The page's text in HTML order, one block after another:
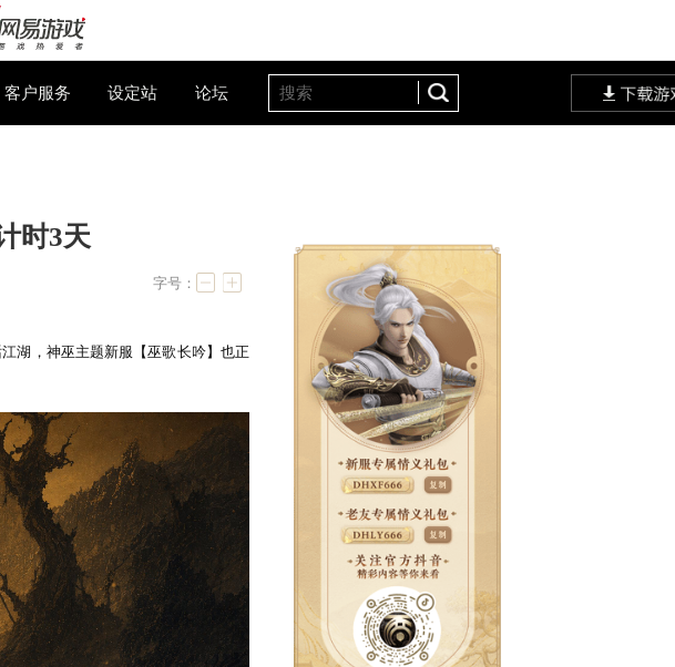
客服中心
设定站 论坛
上线倒计时3天
04 字号：
护后正式登录大话江湖
，神巫主题新服【巫歌长吟】也正